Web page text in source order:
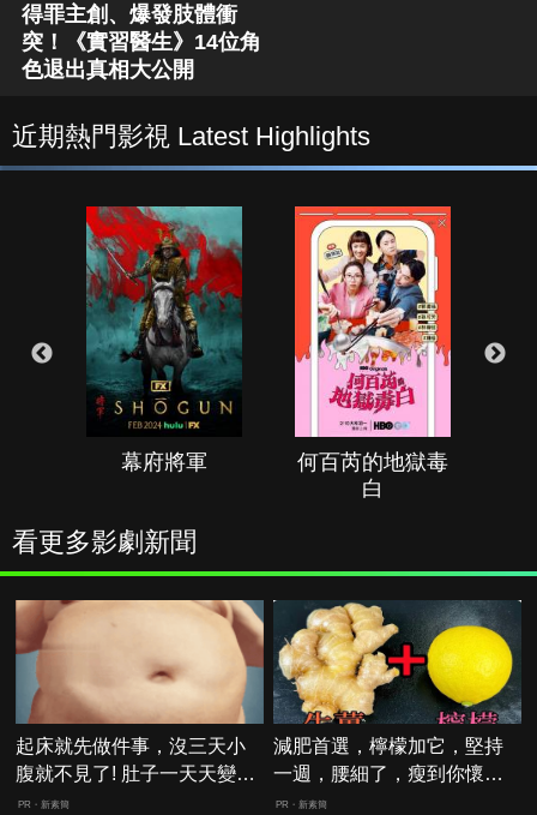
得罪主創、爆發肢體衝
突！《實習醫生》14位角
色退出真相大公開
近期熱門影視 Latest Highlights
幕府將軍
何百芮的地獄毒
白
看更多影劇新聞
起床就先做件事，沒三天小
腹就不見了! 肚子一天天變
小！
PR・新素簡
減肥首選，檸檬加它，堅持
一週，腰細了，瘦到你懷疑
人生
PR・新素簡